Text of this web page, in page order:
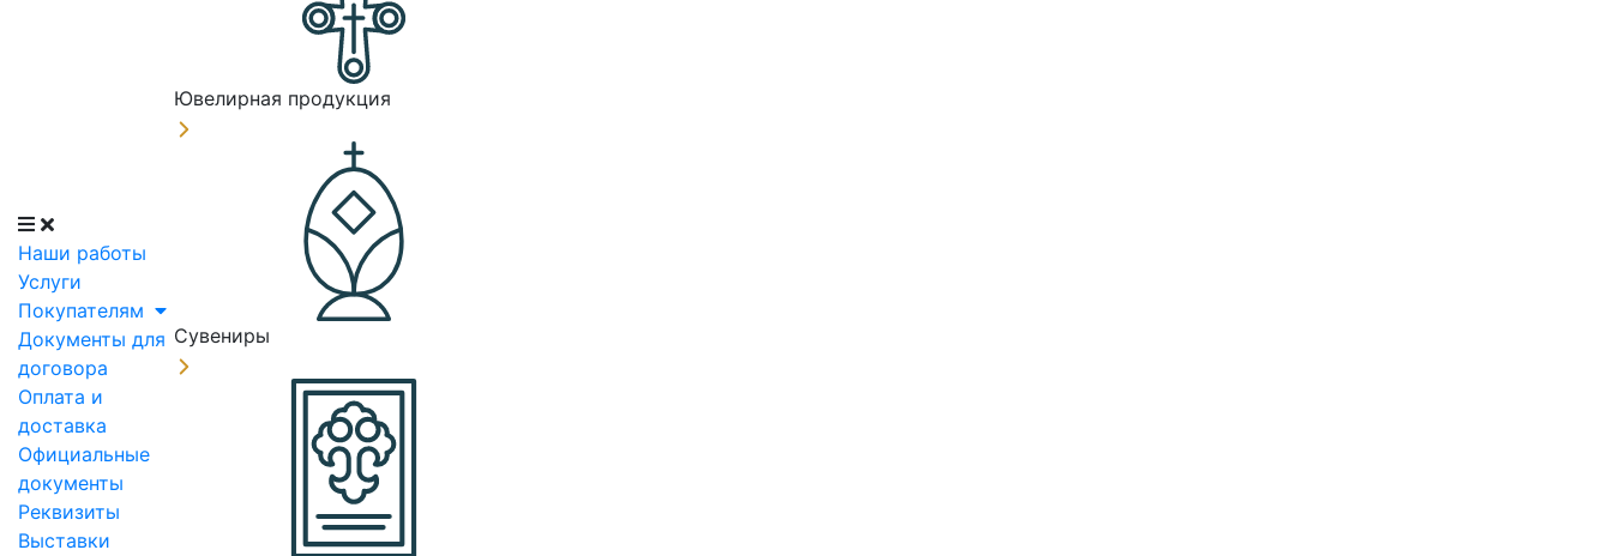
Наши работы
Услуги
Покупателям
Документы для
договора
Оплата и
доставка
Официальные
документы
Реквизиты
Выставки
Ювелирная продукция
Сувениры